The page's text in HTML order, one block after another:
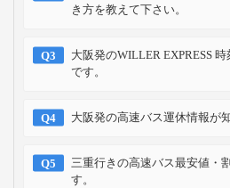
き方を教えて下さい。
大阪発のWILLER EXPRESS
です。
大阪発の高速バス運休情報が
三重行きの高速バス最安値・
す。